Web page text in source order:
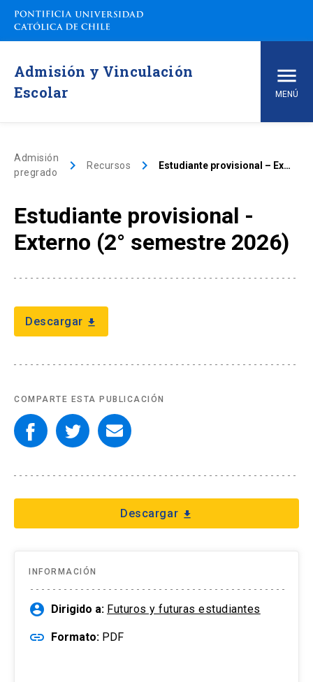
Admisión y Vinculación
Escolar
MENÚ
Carreras de pregrado
Vías de Admisión
Conoce la UC arrow_drop_down
Información para
Admisión
pregrado
keyboard_arrow_right Recursos keyboard_arrow_right Estudiante provisional – Externo (2° semestre 2026)
Estudiante provisional -
Externo (2° semestre 2026)
Descargar download
COMPARTE ESTA PUBLICACIÓN
Descargar download
INFORMACIÓN
account_circle Dirigido a: Futuros y futuras estudiantes
link Formato: PDF